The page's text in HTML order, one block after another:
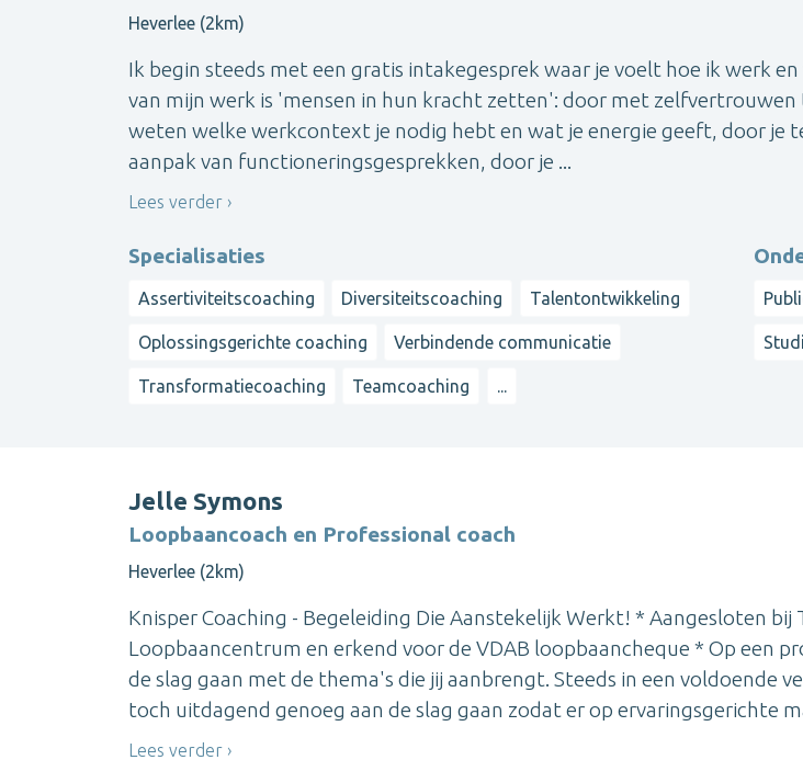
Heverlee (2km)
Ik begin steeds met een gratis intakegesprek waar je voelt hoe ik werk en
van mijn werk is 'mensen in hun kracht zetten': door met
weten welke werkcontext je nodig hebt en wat je energie geeft, door je
aanpak van functioneringsgesprekken, door je ...
Lees verder
Specialisaties
Assertiviteitscoaching Diversiteitscoaching Talentontwikkeling
Oplossingsgerichte coaching Verbindende communicatie
Transformatiecoaching Teamcoaching ...
Jelle Symons
Loopbaancoach en Professional coach
Heverlee (2km)
Knisper Coaching - Begeleiding Die Aanstekelijk Werkt! * Aangesloten bij
Loopbaancentrum en erkend voor de VDAB loopbaancheque * Op een
de slag gaan met de thema's die jij aanbrengt. Steeds in een voldoende
toch uitdagend genoeg aan de slag gaan zodat er op ervaringsgerichte
Lees verder